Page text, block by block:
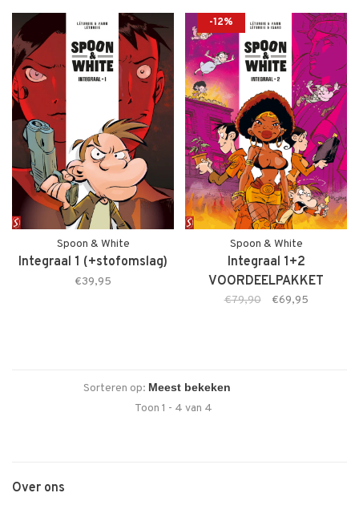
Spoon & White
Integraal 1 (+stofomslag)
€39,95
-12%
Spoon & White
Integraal 1+2
VOORDEELPAKKET
(+stofomslag)
€79,90 €69,95
Sorteren op:
Toon 1 - 4 van 4
Over ons